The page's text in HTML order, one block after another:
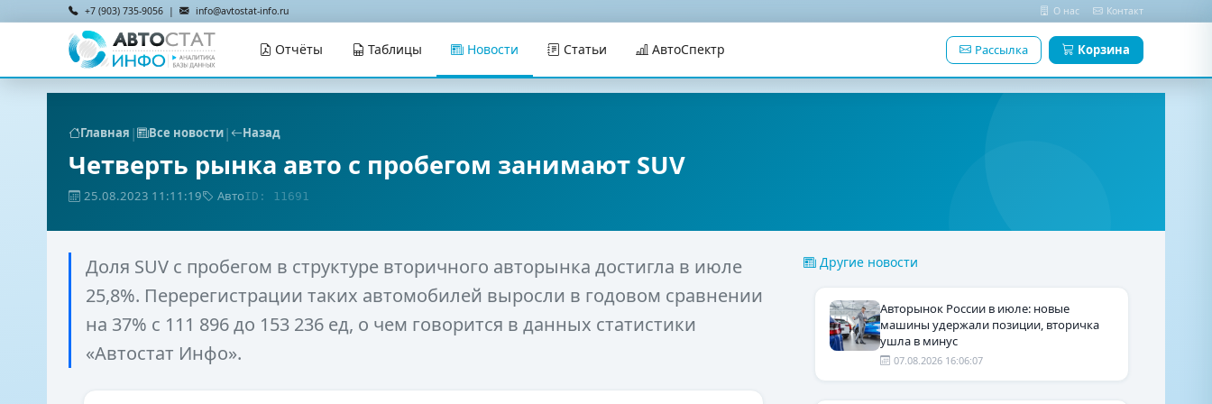
+7 (903) 735-9056 | info@avtostat-info.ru О нас Контакт
Отчёты Таблицы Новости Статьи АвтоСпектр Рассылка Корзина
Главная | Все новости| Назад
Четверть рынка авто с пробегом занимают SUV
25.08.2023 11:11:19 АвтоID: 11691
Доля SUV с пробегом в структуре вторичного авторынка достигла в июле
25,8%. Перерегистрации таких автомобилей выросли в годовом сравнении
на 37% с 111 896 до 153 236 ед, о чем говорится в данных статистики
«Автостат Инфо».
Другие новости
Авторынок России в июле: новые
машины удержали позиции, вторичка
ушла в минус
07.08.2026 16:06:07